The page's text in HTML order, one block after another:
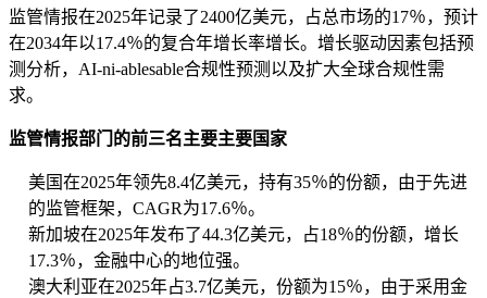
监管情报在2025年记录了2400亿美元，占总市场的17％，预计
在2034年以17.4％的复合年增长率增长。增长驱动因素包括预
测分析，AI-ni-ablesable合规性预测以及扩大全球合规性需
求。
监管情报部门的前三名主要主要国家
美国在2025年领先8.4亿美元，持有35％的份额，由于先进
的监管框架，CAGR为17.6％。
新加坡在2025年发布了44.3亿美元，占18％的份额，增长
17.3％，金融中心的地位强。
澳大利亚在2025年占3.7亿美元，份额为15％，由于采用金